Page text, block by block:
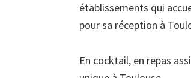
établissements qui
pour sa réception à
En cocktail, en repas